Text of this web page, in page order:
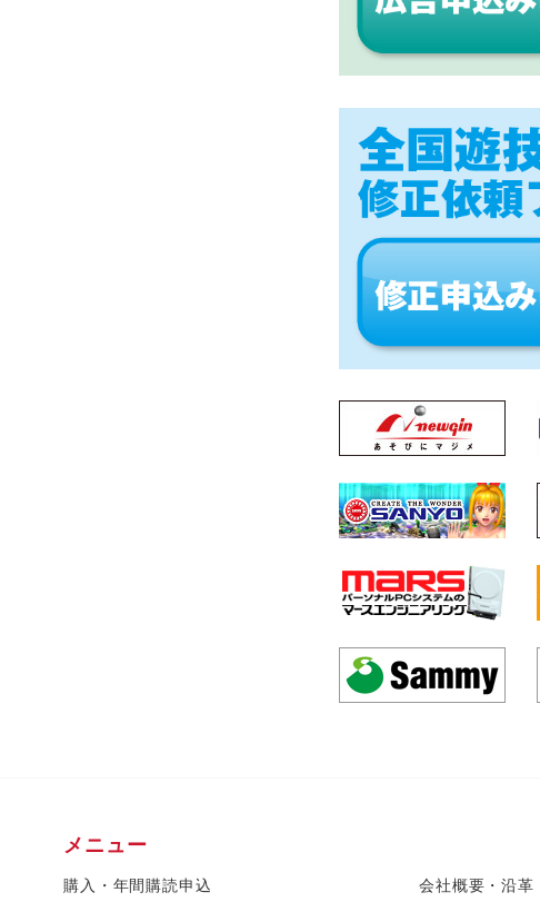
メニュー
購入・年間購読申込 会社概要・沿革